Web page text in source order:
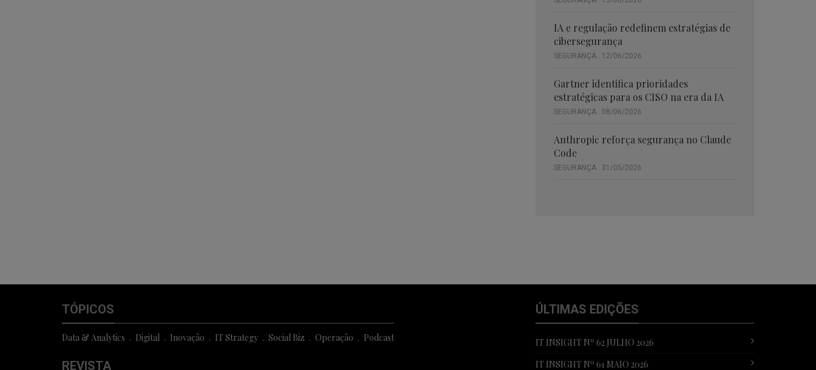
IA e regulação redefinem estratégias de
cibersegurança
SEGURANÇA . 12/06/2026
Gartner identifica prioridades
estratégicas para os CISO na era da IA
SEGURANÇA . 08/06/2026
Anthropic reforça segurança no Claude
Code
SEGURANÇA . 31/05/2026
ÚLTIMAS EDIÇÕES
IT INSIGHT Nº 62 JULHO 2026
IT INSIGHT Nº 61 MAIO 2026
TÓPICOS
Data & Analytics Digital Inovação IT Strategy Social Biz Operação Podcast
REVISTA